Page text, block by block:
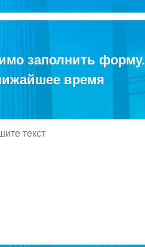
заполнить форму.
время